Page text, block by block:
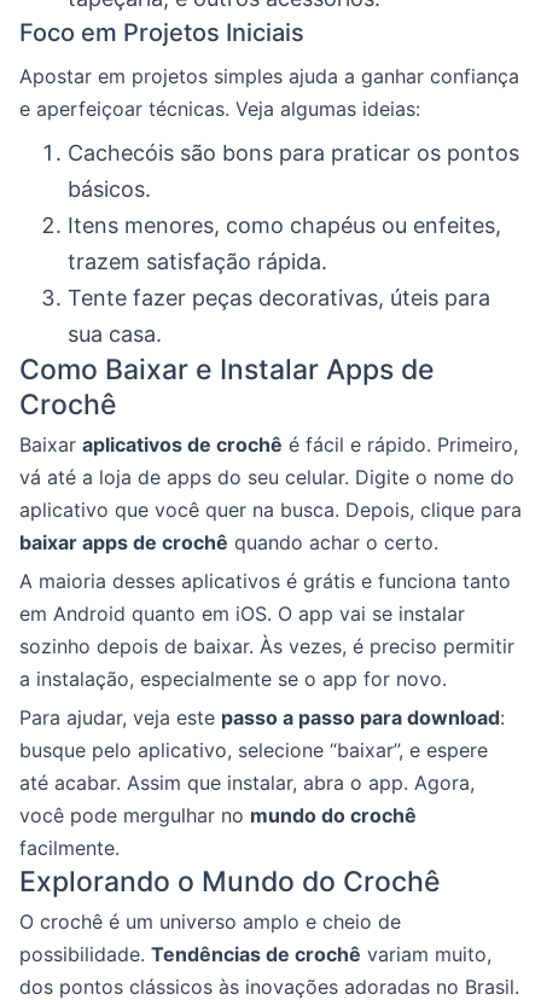
Foco em Projetos Iniciais
Apostar em projetos simples ajuda a ganhar confiança
e aperfeiçoar técnicas. Veja algumas ideias:
Cachecóis são bons para praticar os pontos
básicos.
Itens menores, como chapéus ou enfeites,
trazem satisfação rápida.
Tente fazer peças decorativas, úteis para
sua casa.
Como Baixar e Instalar Apps de
Crochê
Baixar aplicativos de crochê é fácil e rápido. Primeiro,
vá até a loja de apps do seu celular. Digite o nome do
aplicativo que você quer na busca. Depois, clique para
baixar apps de crochê quando achar o certo.
A maioria desses aplicativos é grátis e funciona tanto
em Android quanto em iOS. O app vai se instalar
sozinho depois de baixar. Às vezes, é preciso permitir
a instalação, especialmente se o app for novo.
Para ajudar, veja este passo a passo para download:
busque pelo aplicativo, selecione “baixar”, e espere
até acabar. Assim que instalar, abra o app. Agora,
você pode mergulhar no mundo do crochê
facilmente.
Explorando o Mundo do Crochê
O crochê é um universo amplo e cheio de
possibilidade. Tendências de crochê variam muito,
dos pontos clássicos às inovações adoradas no Brasil.